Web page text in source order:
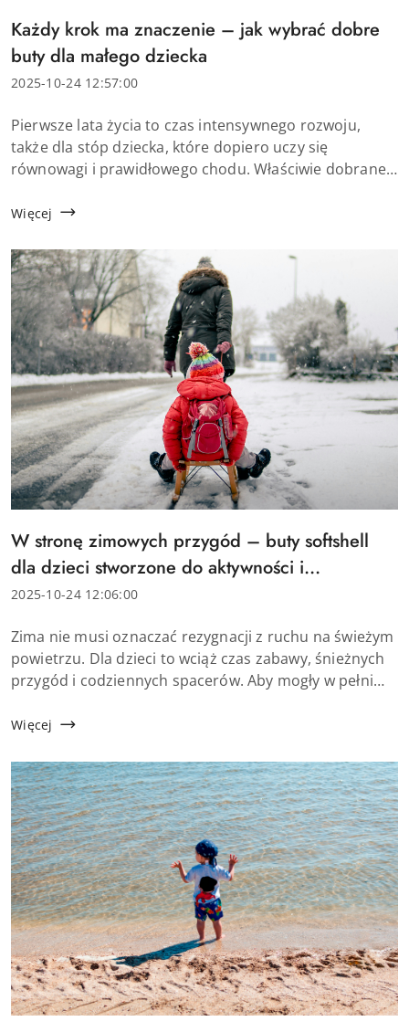
Tytuł
artykułu:
Każdy krok ma znaczenie – jak wybrać dobre
buty dla małego dziecka
Data
2025-10-24 12:57:00
Treść
artykułu:
Pierwsze lata życia to czas intensywnego rozwoju,
także dla stóp dziecka, które dopiero uczy się
równowagi i prawidłowego chodu. Właściwie dobrane
kształtowanie zdrowych nawyk&oac...
Więcej
Tytuł
artykułu:
W stronę zimowych przygód – buty softshell
dla dzieci stworzone do aktywności i
odkrywania
Data
2025-10-24 12:06:00
Treść
artykułu:
Zima nie musi oznaczać rezygnacji z ruchu na świeżym
powietrzu. Dla dzieci to wciąż czas zabawy, śnieżnych
przygód i codziennych spacerów. Aby mogły w pełni
zapewni im komfort i ochr...
Więcej